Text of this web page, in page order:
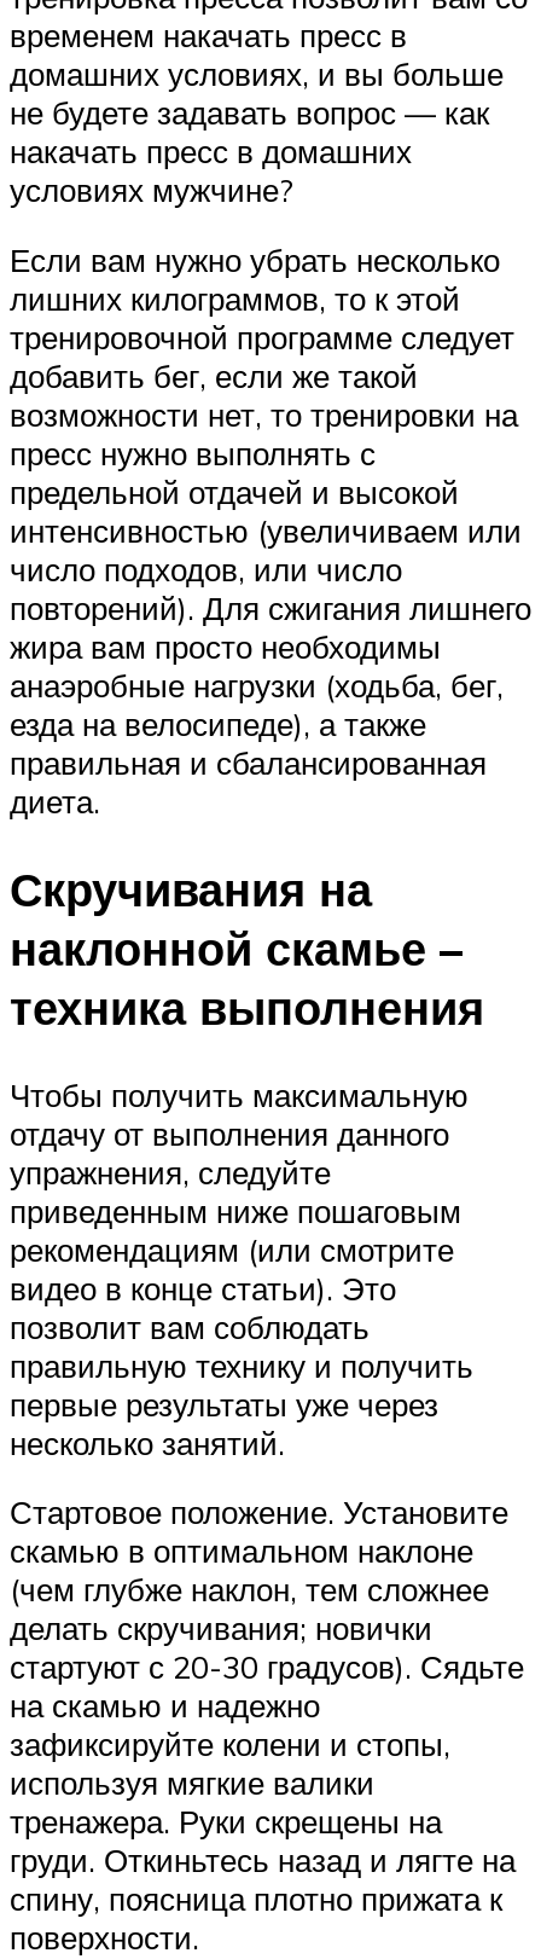
временем накачать пресс в
домашних условиях, и вы больше
не будете задавать вопрос — как
накачать пресс в домашних
условиях мужчине?
Если вам нужно убрать несколько
лишних килограммов, то к этой
тренировочной программе следует
добавить бег, если же такой
возможности нет, то тренировки на
пресс нужно выполнять с
предельной отдачей и высокой
интенсивностью (увеличиваем или
число подходов, или число
повторений). Для сжигания лишнего
жира вам просто необходимы
анаэробные нагрузки (ходьба, бег,
езда на велосипеде), а также
правильная и сбалансированная
диета.
Скручивания на
наклонной скамье –
техника выполнения
Чтобы получить максимальную
отдачу от выполнения данного
упражнения, следуйте
приведенным ниже пошаговым
рекомендациям (или смотрите
видео в конце статьи). Это
позволит вам соблюдать
правильную технику и получить
первые результаты уже через
несколько занятий.
Стартовое положение. Установите
скамью в оптимальном наклоне
(чем глубже наклон, тем сложнее
делать скручивания; новички
стартуют с 20-30 градусов). Сядьте
на скамью и надежно
зафиксируйте колени и стопы,
используя мягкие валики
тренажера. Руки скрещены на
груди. Откиньтесь назад и лягте на
спину, поясница плотно прижата к
поверхности.